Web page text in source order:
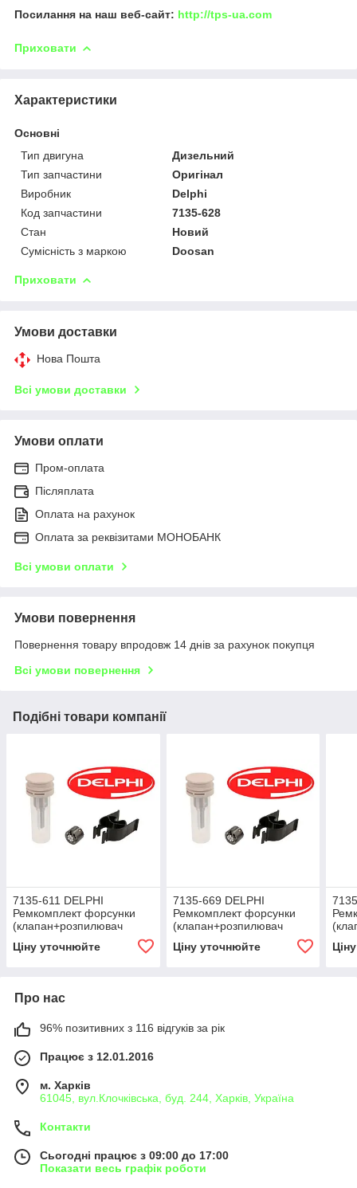
Посилання на наш веб-сайт: http://tps-ua.com
Приховати
Характеристики
Основні
Тип двигуна
Дизельний
Тип запчастини
Оригінал
Виробник
Delphi
Код запчастини
7135-628
Стан
Новий
Сумісність з маркою
Doosan
Приховати
Умови доставки
Нова Пошта
Всі умови доставки
Умови оплати
Пром-оплата
Післяплата
Оплата на рахунок
Оплата за реквізитами МОНОБАНК
Всі умови оплати
Умови повернення
Повернення товару впродовж 14 днів за рахунок покупця
Всі умови повернення
Подібні товари компанії
7135-611 DELPHI
Ремкомплект форсунки
(клапан+розпилювач
28390388) JCB SCOUT
Ціну уточнюйте
7135-669 DELPHI
Ремкомплект форсунки
(клапан+розпилювач
BOBCAT, DOOSAN, Tong
Ціну уточнюйте
Про нас
96% позитивних з 116 відгуків за рік
Працює з 12.01.2016
м. Харків
61045, вул.Клочківська, буд. 244, Харків, Україна
Контакти
Сьогодні працює з 09:00 до 17:00
Показати весь графік роботи